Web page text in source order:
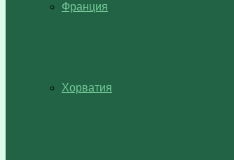
Франция
Хорватия